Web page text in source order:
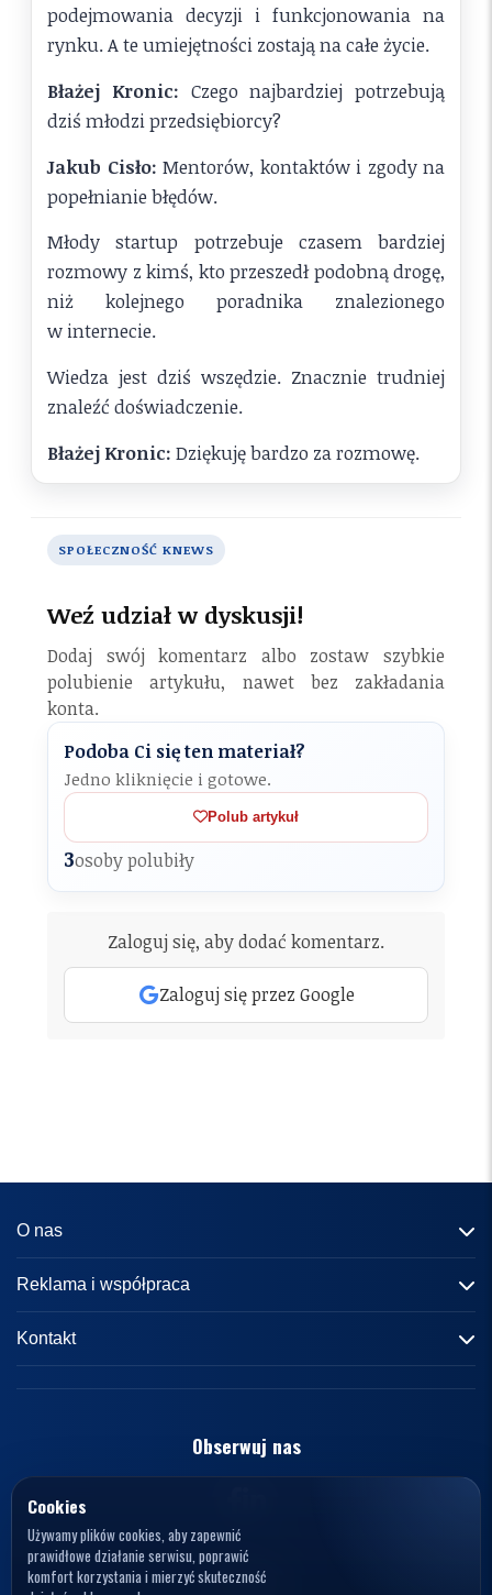
podejmowania decyzji i funkcjonowania na
rynku. A te umiejętności zostają na całe życie.
Błażej Kronic: Czego najbardziej potrzebują
dziś młodzi przedsiębiorcy?
Jakub Cisło: Mentorów, kontaktów i zgody na
popełnianie błędów.
Młody startup potrzebuje czasem bardziej
rozmowy z kimś, kto przeszedł podobną drogę,
niż kolejnego poradnika znalezionego
w internecie.
Wiedza jest dziś wszędzie. Znacznie trudniej
znaleźć doświadczenie.
Błażej Kronic: Dziękuję bardzo za rozmowę.
SPOŁECZNOŚĆ KNEWS
Weź udział w dyskusji!
Dodaj swój komentarz albo zostaw szybkie
polubienie artykułu, nawet bez zakładania
konta.
Podoba Ci się ten materiał?
Jedno kliknięcie i gotowe.
Polub artykuł
3osoby polubiły
Zaloguj się, aby dodać komentarz.
Zaloguj się przez Google
O nas
Informacje o portalu
Redakcja
Kontakt
Reklama i współpraca
Reklama
Zasady współpracy
Kontakt
kontakt@knews.pl
Polska
NIP: 7272595979
Obserwuj nas
Cookies
Używamy plików cookies, aby zapewnić
prawidłowe działanie serwisu, poprawić
komfort korzystania i mierzyć skuteczność